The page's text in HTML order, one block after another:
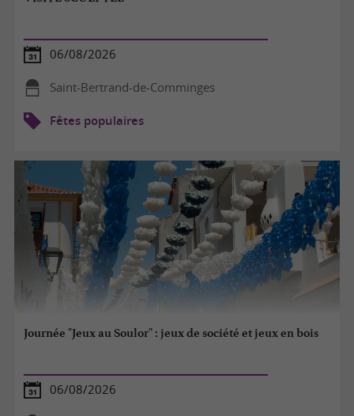
06/08/2026
Saint-Bertrand-de-Comminges
Fêtes populaires
Journée "Jeux au Soulor" : jeux de société et jeux en bois
06/08/2026